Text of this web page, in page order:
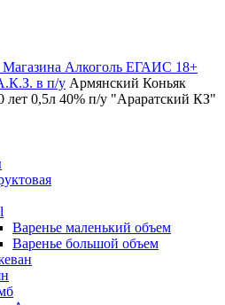
Алкоголь ЕГАИС 18+
в п/у Армянский Коньяк
лет 0,5л 40% п/у "Араратский КЗ"
Варенье маленький объем
Варенье большой объем